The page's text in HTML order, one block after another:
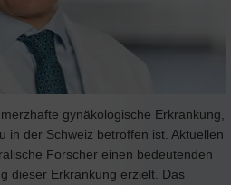
gynäkologische Erkrankung,
in der Schweiz betroffen ist. Aktuellen
Forscher einen bedeutenden
dieser Erkrankung erzielt. Das